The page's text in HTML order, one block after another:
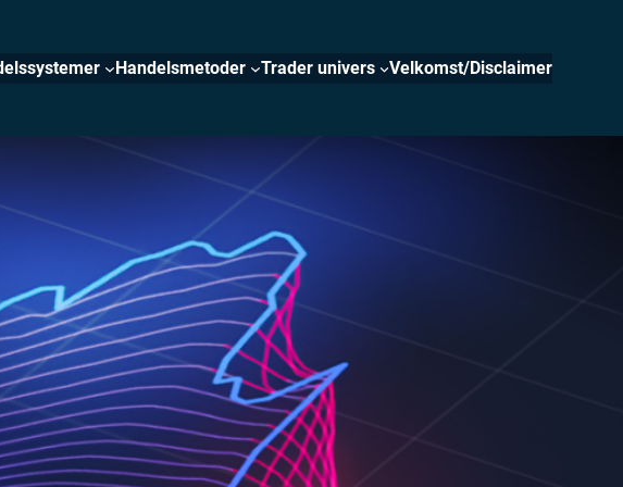
Handelsmetoder Trader univers Velkomst/Disclaimer